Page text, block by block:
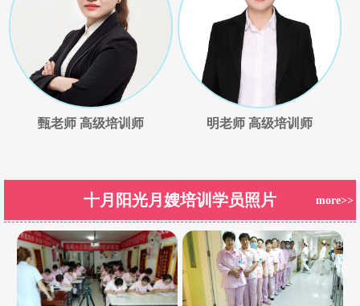
甄老师 高级培训师 明老师 高级培训师
十月阳光月嫂培训学员照片 more>>